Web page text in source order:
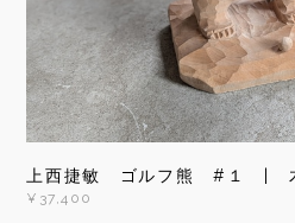
上西捷敏 ゴルフ熊 #１ | 木
¥37,400